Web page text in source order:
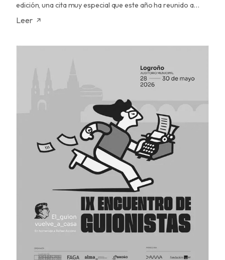
edición, una cita muy especial que este año ha reunido a…
Leer